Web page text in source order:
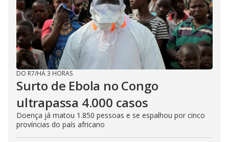
DO R7/HÁ 3 HORAS
Surto de Ebola no Congo
ultrapassa 4.000 casos
Doença já matou 1.850 pessoas e se espalhou por cinco
províncias do país africano